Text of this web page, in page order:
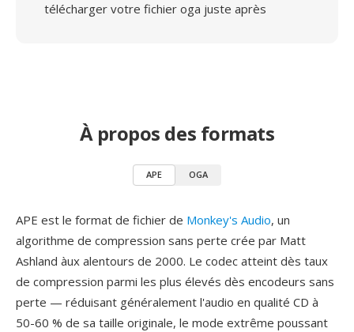
télécharger votre fichier oga juste après
À propos des formats
APE OGA
APE est le format de fichier de Monkey's Audio, un
algorithme de compression sans perte crée par Matt
Ashland àux alentours de 2000. Le codec atteint dès taux
de compression parmi les plus élevés dès encodeurs sans
perte — réduisant généralement l'audio en qualité CD à
50-60 % de sa taille originale, le mode extrême poussant